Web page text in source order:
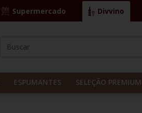
Supermercado Divvino
º las camelias
ESPUMANTES SELEÇÃO PREMIUM